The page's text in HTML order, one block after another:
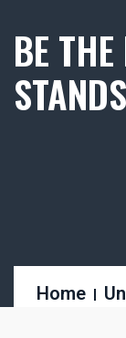
BE
Home